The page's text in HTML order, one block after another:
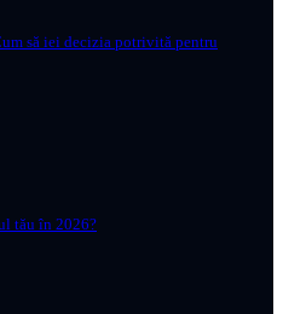
să iei decizia potrivită pentru
tău în 2026?